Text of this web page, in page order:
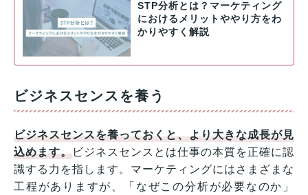
STP分析とは？マーケティング
におけるメリットややり方をわ
かりやすく解説
ビジネスセンスを養う
ビジネスセンスを養っておくと、より大きな成長が見
込めます。ビジネスセンスとは仕事の本質を正確に認
識する力を指します。マーケティングにはさまざまな
工程がありますが、「なぜこの分析が必要なのか」